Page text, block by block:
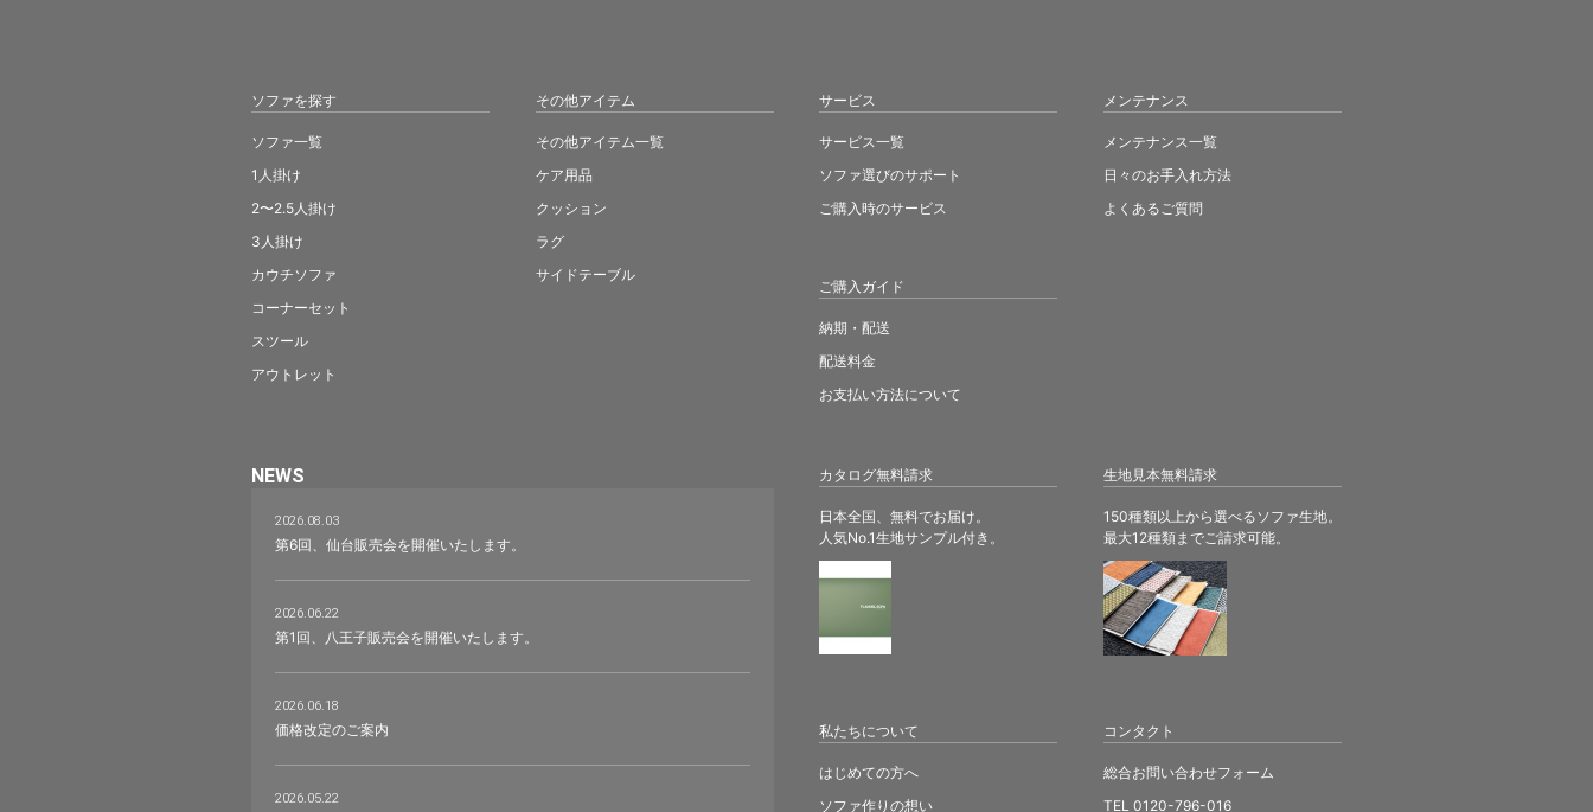
カタログ無料請求
日本全国、無料でお届け。
人気No.1生地サンプル付き。
生地見本無料請求
150種類以上から選べるソファ生地。
最大12種類までご請求可能。
ソファを探す
ソファ一覧
1人掛け
2〜2.5人掛け
3人掛け
カウチソファ
コーナーセット
スツール
アウトレット
その他アイテム
その他アイテム一覧
ケア用品
クッション
ラグ
サイドテーブル
サービス
サービス一覧
ソファ選びのサポート
ご購入時のサービス
ご購入ガイド
納期・配送
配送料金
お支払い方法について
メンテナンス
メンテナンス一覧
日々のお手入れ方法
よくあるご質問
NEWS
2026.08.03
第6回、仙台販売会を開催いたします。
2026.06.22
第1回、八王子販売会を開催いたします。
2026.06.18
価格改定のご案内
2026.05.22
私たちについて
はじめての方へ
ソファ作りの想い
コンタクト
総合お問い合わせフォーム
TEL 0120-796-016